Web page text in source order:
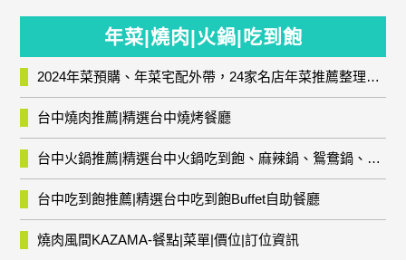
年菜|燒肉|火鍋|吃到飽
2024年菜預購、年菜宅配外帶，24家名店年菜推薦整理，圍爐輕鬆上菜團圓趣
台中燒肉推薦|精選台中燒烤餐廳
台中火鍋推薦|精選台中火鍋吃到飽、麻辣鍋、鴛鴦鍋、石頭火鍋、酸菜白肉鍋、海鮮鍋、燒酒雞、麻油雞、壽喜燒等熱門人氣火鍋店!
台中吃到飽推薦|精選台中吃到飽Buffet自助餐廳
燒肉風間KAZAMA-餐點|菜單|價位|訂位資訊